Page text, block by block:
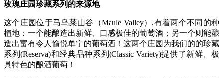
玫瑰庄园珍藏系列的来源地
这个庄园位于马乌莱山谷（Maule Valley）,有着两个不同的种
植地：一个能酿造出新鲜、口感极佳的葡萄酒；另一个则能酿
造出富有令人愉悦单宁的葡萄酒！这两个庄园为我们的的珍藏
系列(Reserva)和经典品种系列(Classic Variety)提供了新鲜、极
具特色的酿酒葡萄！